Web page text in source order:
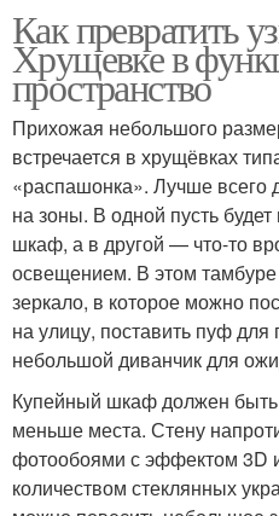
Как превратить
Хрущевке в
пространство
Прихожая небольшого
встречается в хрущёвках
«распашонка». Лучше всего
на зоны. В одной пусть
шкаф, а в другой — что-то
освещением. В этом
зеркало, в которое можно
на улицу, поставить пуф
небольшой диванчик для
Купейный шкаф должен быть
меньше места. Стену
фотообоями с эффектом 3D
количеством стеклянных